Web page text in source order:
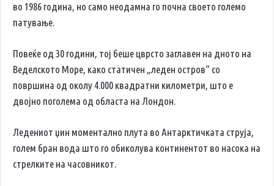
во 1986 година, но само неодамна го почна своето големо
патување.
Повеќе од 30 години, тој беше цврсто заглавен на дното на
Веделското Море, како статичен „леден остров“ со
површина од околу 4.000 квадратни километри, што е
двојно поголема од областа на Лондон.
Ледениот џин моментално плута во Антарктичката струја,
голем бран вода што го обиколува континентот во насока на
стрелките на часовникот.